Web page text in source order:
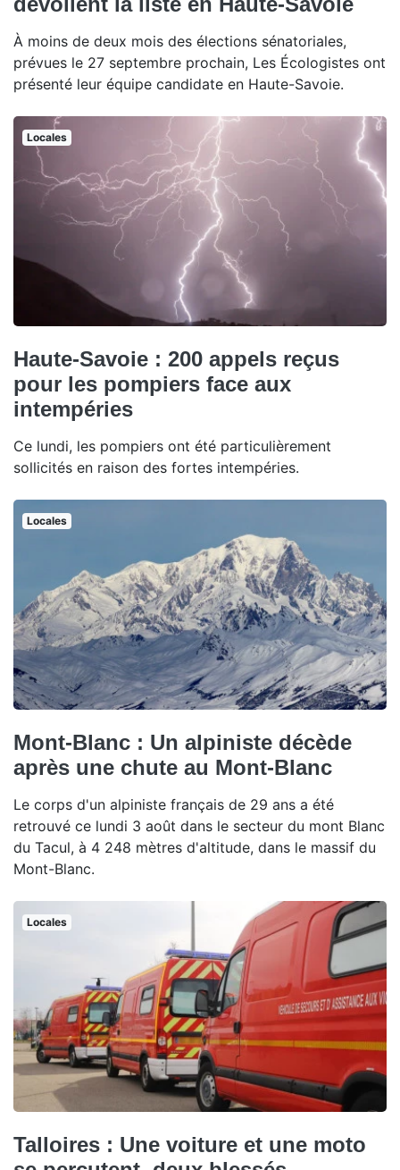
À moins de deux mois des élections sénatoriales,
prévues le 27 septembre prochain, Les Écologistes ont
présenté leur équipe candidate en Haute-Savoie.
Locales
Haute-Savoie : 200 appels reçus
pour les pompiers face aux
intempéries
Ce lundi, les pompiers ont été particulièrement
sollicités en raison des fortes intempéries.
Locales
Mont-Blanc : Un alpiniste décède
après une chute au Mont-Blanc
Le corps d'un alpiniste français de 29 ans a été
retrouvé ce lundi 3 août dans le secteur du mont Blanc
du Tacul, à 4 248 mètres d'altitude, dans le massif du
Mont-Blanc.
Locales
Talloires : Une voiture et une moto